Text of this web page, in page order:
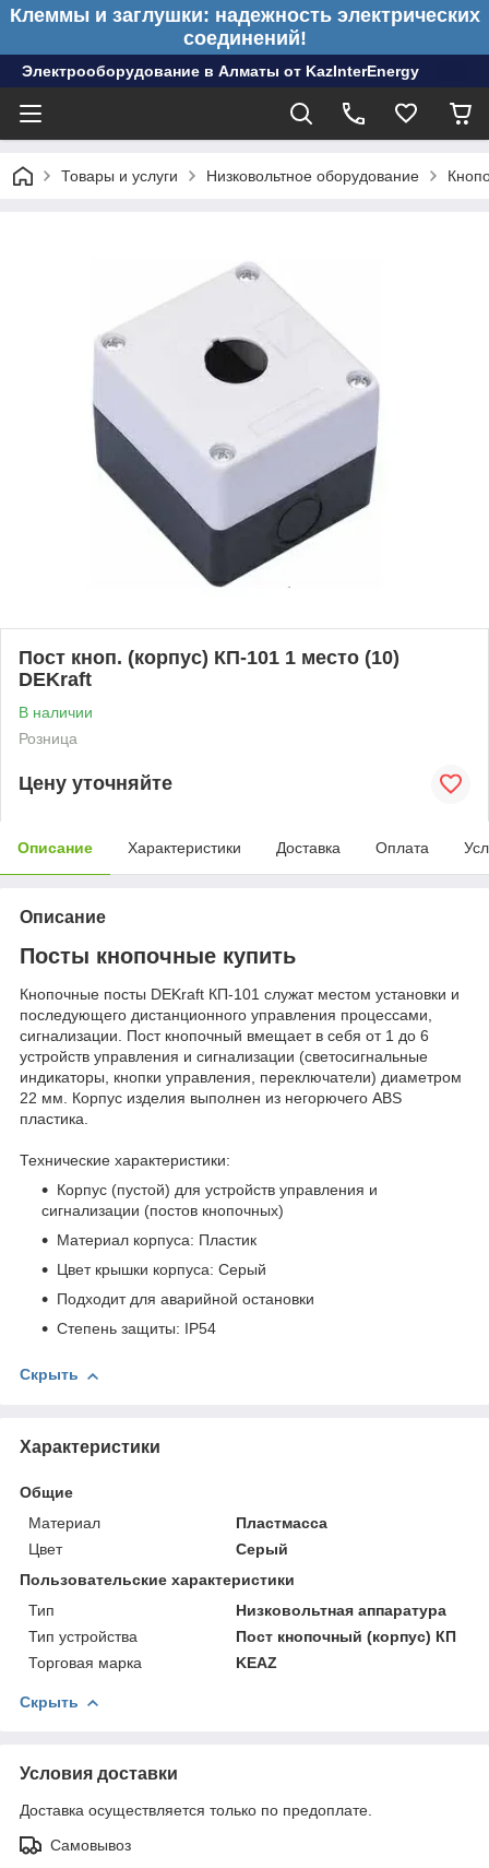
Клеммы и заглушки: надежность электрических
соединений!
Электрооборудование в Алматы от KazInterEnergy
Товары и услуги Низковольтное оборудование
Пост кноп. (корпус) КП-101 1 место (10)
DEKraft
В наличии
Розница
Цену уточняйте
Описание Характеристики Доставка Оплата
Описание
Посты кнопочные купить
Кнопочные посты DEKraft КП-101 служат местом установки и
последующего дистанционного управления процессами,
сигнализации. Пост кнопочный вмещает в себя от 1 до 6
устройств управления и сигнализации (светосигнальные
индикаторы, кнопки управления, переключатели) диаметром
22 мм. Корпус изделия выполнен из негорючего ABS
пластика.
Технические характеристики:
Корпус (пустой) для устройств управления и
сигнализации (постов кнопочных)
Материал корпуса: Пластик
Цвет крышки корпуса: Серый
Подходит для аварийной остановки
Степень защиты: IP54
Скрыть
Характеристики
Общие
Материал
Пластмасса
Цвет
Серый
Пользовательские характеристики
Тип
Низковольтная аппаратура
Тип устройства
Пост кнопочный (корпус) КП
Торговая марка
KEAZ
Скрыть
Условия доставки
Доставка осуществляется только по предоплате.
Самовывоз